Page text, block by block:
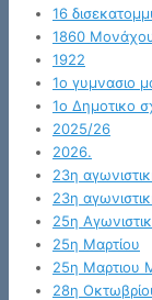
16
1860
1922
1ο γυμνασιο
1ο Δημοτικο
2025/26
2026.
23η
23η
25η
25η Μαρτίου
25η Μαρτιου
28η